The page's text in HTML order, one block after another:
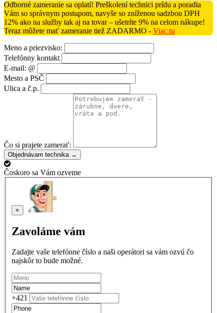
Odborné zameranie sa oplatí! Preškolení technici prídu a poradia
Vám so správnym postupom, navyše so zníženou sadzbou DPH
12% ako na služby tak aj na tovar – ušetríte 9% na celom nákupe!
Teraz môžete mať zameranie tiež ZADARMO - Viac tu
Meno a priezvisko:
Telefónny kontakt
E-mail: @
Mesto a PSČ
Ulica a č.p.
Čo si prajete zamerať:
Objednávam technika →
Čoskoro sa Vám ozveme
×
Zavoláme vám
Zadajte vaše telefónne číslo a naši operátori sa vám ozvú čo
najskôr to bude možné.
+421